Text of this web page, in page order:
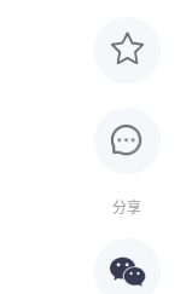
分享